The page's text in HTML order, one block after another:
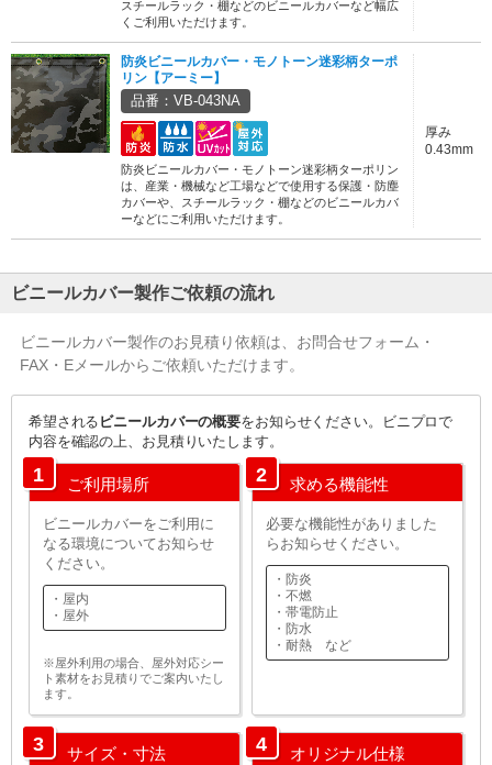
スチールラック・棚などのビニールカバーなど幅広
くご利用いただけます。
防炎ビニールカバー・モノトーン迷彩柄ターポ
リン【アーミー】
品番：VB-043NA
防炎ビニールカバー・モノトーン迷彩柄ターポリン
は、産業・機械など工場などで使用する保護・防塵
カバーや、スチールラック・棚などのビニールカバ
ーなどにご利用いただけます。
厚み
0.43mm
ビニールカバー製作ご依頼の流れ
ビニールカバー製作のお見積り依頼は、お問合せフォーム・
FAX・Eメールからご依頼いただけます。
希望される ビニールカバーの概要をお知らせください。ビニプロで
内容を確認の上、お見積りいたします。
1 ご利用場所
ビニールカバーをご利用に
なる環境についてお知らせ
ください。
・屋内
・屋外
※屋外利用の場合、屋外対応シー
ト素材をお見積りでご案内いたし
ます。
2 求める機能性
必要な機能性がありました
らお知らせください。
・防炎
・不燃
・帯電防止
・防水
・耐熱 など
3 サイズ・寸法 4 オリジナル仕様